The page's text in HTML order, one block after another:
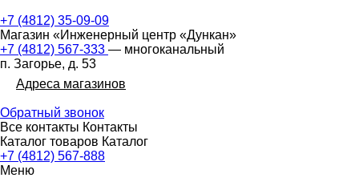
+7 (4812) 35-09-09
Магазин «Инженерный центр «Дункан»
+7 (4812) 567-333 — многоканальный
п. Загорье, д. 53
Адреса магазинов
Обратный звонок
Все контакты Контакты
Каталог товаров Каталог
+7 (4812) 567-888
Меню